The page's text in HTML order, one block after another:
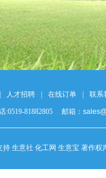
人才招聘 在线订单 联系
:0519-81882805 邮箱：
持 生意社 化工网 生意宝 著作权